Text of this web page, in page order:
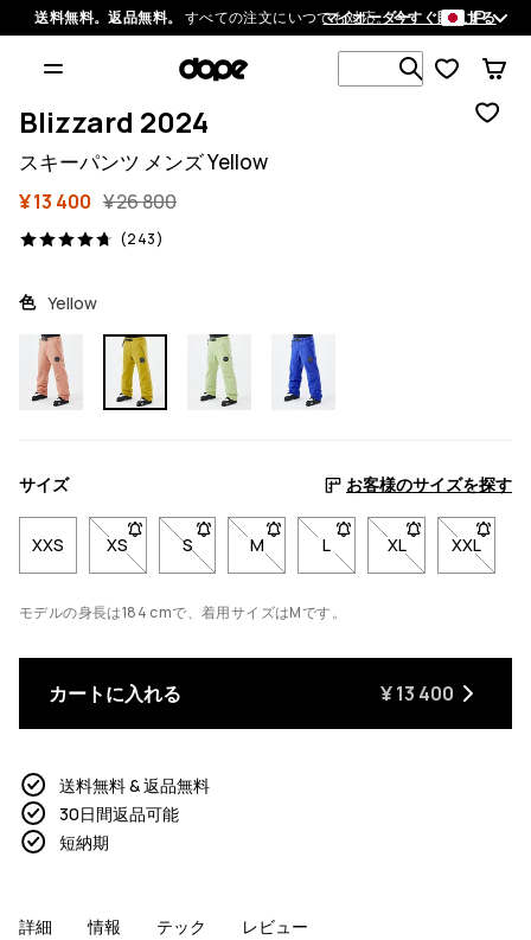
送料無料。返品無料。 すべての注文にいつでも対応。今すぐ購入する
マイオーダー JP
1 000以上
Blizzard 2024
スキーパンツ メンズ Yellow
¥ 13 400 ¥ 26 800
(243)
243 レビュー, 4.7/5
色 Yellow
サイズ お客様のサイズを探す
XXS XS- サイズXSは在庫切れです。在庫が戻ったときに通知
S- サイズSは在庫切れです。在庫が戻ったと
M- サイズMは在庫切れです。在庫が
L- サイズLは在庫切れです
XL- サイズXLは在
XXL- サイズ
モデルの身長は184 cmで、着用サイズはMです。
カートに入れる ¥ 13 400
送料無料 & 返品無料
30日間返品可能
短納期
詳細 情報 テック レビュー